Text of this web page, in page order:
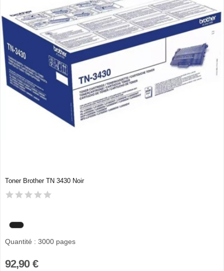
Toner Brother TN 3430 Noir
Quantité : 3000 pages
92,90 €